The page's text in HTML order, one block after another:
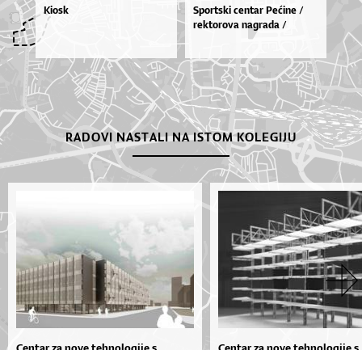
Kiosk
Spor­tski cen­tar Pe­ći­ne /
rek­to­ro­va na­gra­da /
RADOVI NASTALI NA ISTOM KOLEGIJU